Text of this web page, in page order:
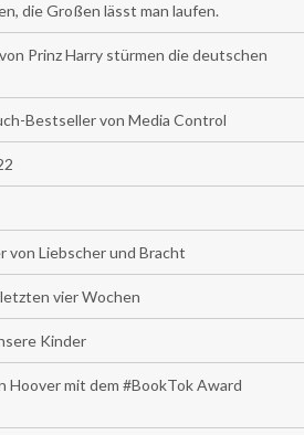
die Großen lässt man laufen.
Prinz Harry stürmen die deutschen
Bestseller von Media Control
von Liebscher und Bracht
vier Wochen
Kinder
Hoover mit dem #BookTok Award